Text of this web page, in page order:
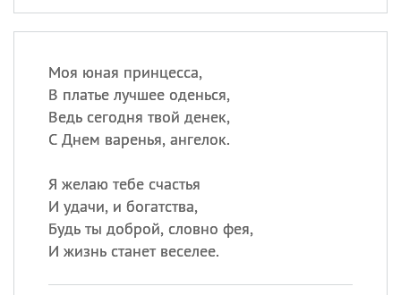
Моя юная принцесса,
В платье лучшее оденься,
Ведь сегодня твой денек,
С Днем варенья, ангелок.
Я желаю тебе счастья
И удачи, и богатства,
Будь ты доброй, словно фея,
И жизнь станет веселее.